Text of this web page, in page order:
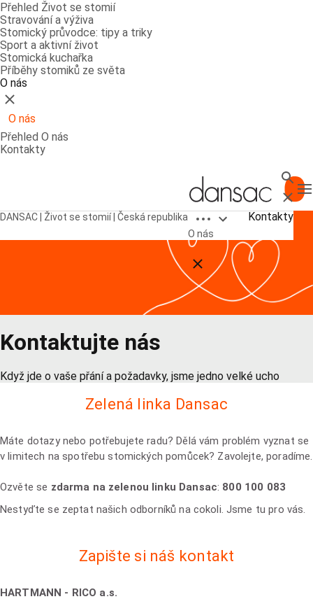
Přehled Život se stomií
Stravování a výživa
Stomický průvodce: tipy a triky
Sport a aktivní život
Stomická kuchařka
Příběhy stomiků ze světa
O nás
Zavřít
O nás
Přehled O nás
Kontakty
Hledat
Zavřít
DANSAC | Život se stomií | Česká republika Open breadcrumbs
Close breadcrumbs
O nás
Kontakty
Kontaktujte nás
Když jde o vaše přání a požadavky, jsme jedno velké ucho
Zelená linka Dansac
Máte dotazy nebo potřebujete radu? Dělá vám problém vyznat se
v limitech na spotřebu stomických pomůcek? Zavolejte, poradíme.
Ozvěte se zdarma na zelenou linku Dansac: 800 100 083
Nestyďte se zeptat našich odborníků na cokoli. Jsme tu pro vás.
Zapište si náš kontakt
HARTMANN - RICO a.s.